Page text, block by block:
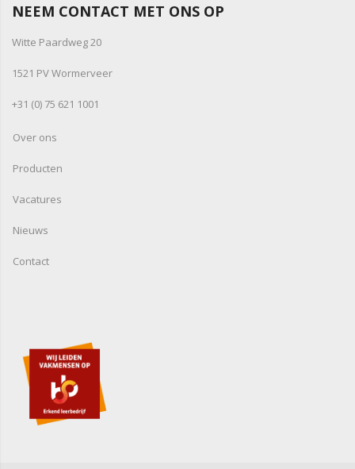
NEEM CONTACT MET ONS OP
Witte Paardweg 20
1521 PV Wormerveer
+31 (0) 75 621 1001
Over ons
Producten
Vacatures
Nieuws
Contact